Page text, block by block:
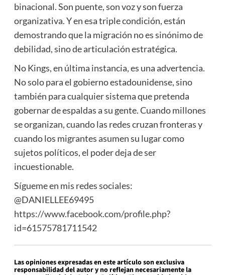
binacional. Son puente, son voz y son fuerza
organizativa. Y en esa triple condición, están
demostrando que la migración no es sinónimo de
debilidad, sino de articulación estratégica.
No Kings, en última instancia, es una advertencia.
No solo para el gobierno estadounidense, sino
también para cualquier sistema que pretenda
gobernar de espaldas a su gente. Cuando millones
se organizan, cuando las redes cruzan fronteras y
cuando los migrantes asumen su lugar como
sujetos políticos, el poder deja de ser
incuestionable.
Sígueme en mis redes sociales:
@DANIELLEE69495
https://www.facebook.com/profile.php?
id=61575781711542
Las opiniones expresadas en este artículo son exclusiva
responsabilidad del autor y no reflejan necesariamente la